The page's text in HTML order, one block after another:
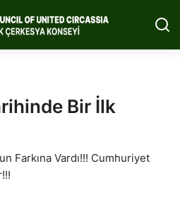
Bir İlk
Farkına Vardı!!! Cumhuriyet